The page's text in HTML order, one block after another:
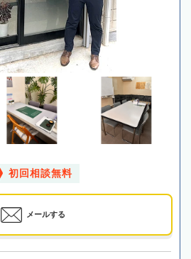
初回相談無料
メールする